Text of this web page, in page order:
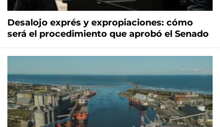
Desalojo exprés y expropiaciones: cómo
será el procedimiento que aprobó el Senado